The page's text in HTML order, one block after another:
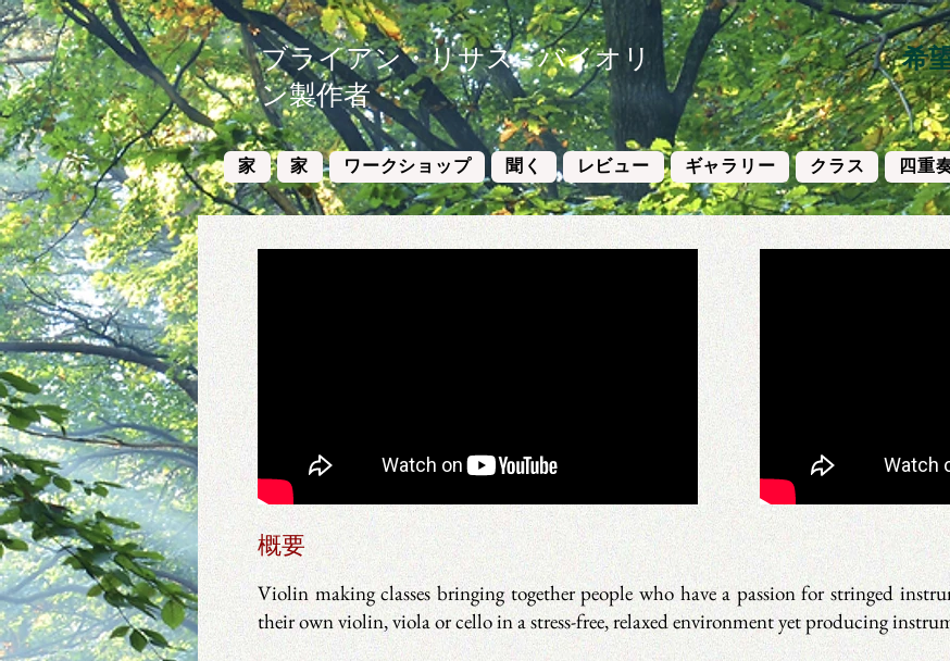
ブライアン・リサス - バイオリ
ン製作者
希
家 家 ワークショップ 聞く レビュー ギャラリー クラス 四重
Violin making classes bringing together people who have a passion for stringed
their own violin, viola or cello in a stress-free, relaxed environment yet producing
概要